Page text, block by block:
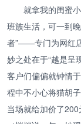
就拿我的闺蜜
班族生活，可一到
者”——专门为网红
妙之处在于“越是呈
客户们偏偏就钟情
程中不小心将猫胡
当场就给加价了200